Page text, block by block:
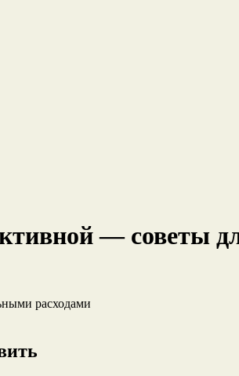
— советы